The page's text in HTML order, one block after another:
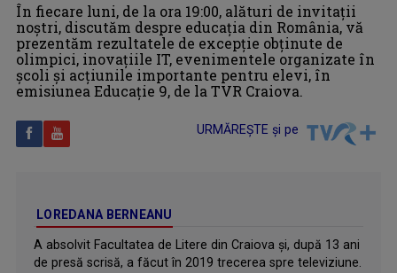
În fiecare luni, de la ora 19:00, alături de invitații
noștri, discutăm despre educația din România, vă
prezentăm rezultatele de excepție obținute de
olimpici, inovațiile IT, evenimentele organizate în
școli și acțiunile importante pentru elevi, în
emisiunea Educație 9, de la TVR Craiova.
URMĂREȘTE și pe
LOREDANA BERNEANU
A absolvit Facultatea de Litere din Craiova şi, după 13 ani
de presă scrisă, a făcut în 2019 trecerea spre televiziune.